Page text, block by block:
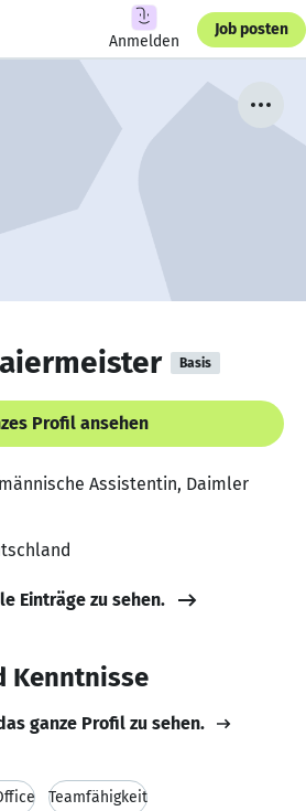
Anmelden
Job posten
Basis
Profil ansehen
Assistentin, Daimler
Einträge zu sehen.
Kenntnisse
ganze Profil zu sehen.
Teamfähigkeit